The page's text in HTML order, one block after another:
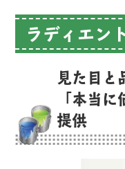
ラディエン
見た目と
「本当
提供